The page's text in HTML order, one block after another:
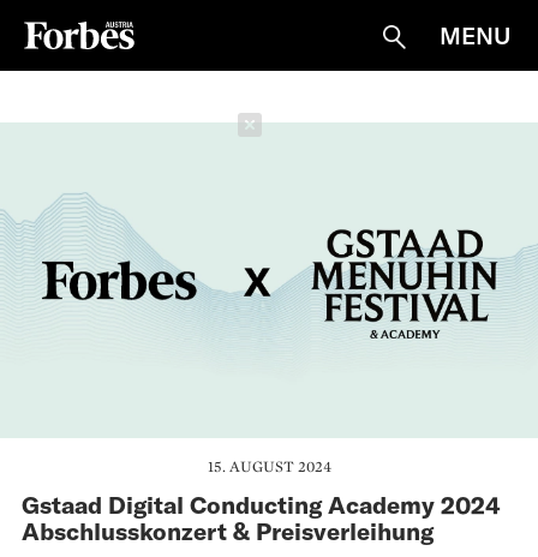
Suche
MENU
Schließen
15. AUGUST 2024
Gstaad Digital Conducting Academy 2024
Abschlusskonzert & Preisverleihung